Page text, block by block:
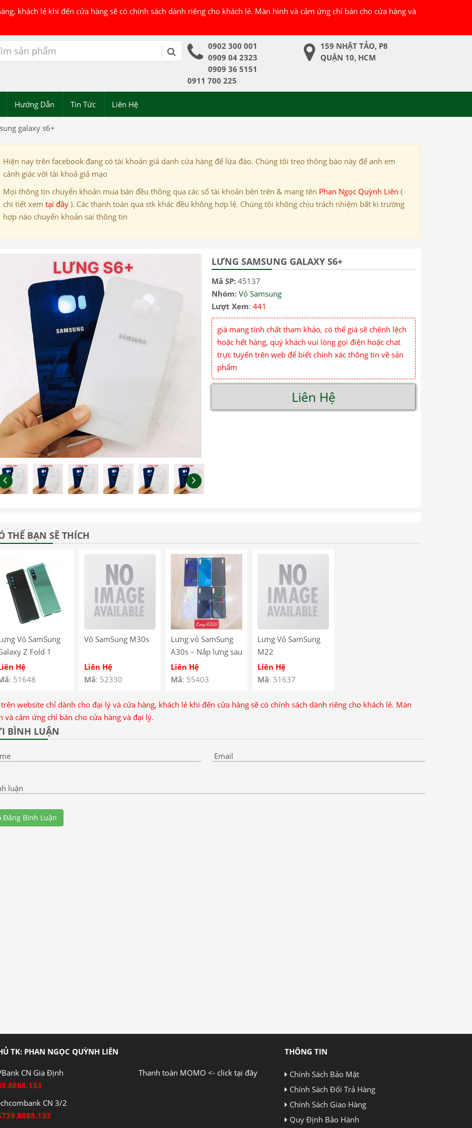
khách lẻ khi đến cửa hàng sẽ có chính sách dành riêng cho khách lẻ. Màn hình và cảm ứng chỉ bán cho cửa hàng và
0902 300 001
0909 04 2323
0909 36 5151
0911 700 225
159 NHẬT TẢO, P8
QUẬN 10, HCM
Hướng Dẫn Tin Tức Liên Hệ
galaxy s6+
Hiện nay trên facebook đang có tài khoản giả danh cửa hàng để lừa đảo. Chúng tôi treo thông báo này để anh em
cảnh giác với tài khoả giả mạo
Mọi thông tin chuyển khoản mua bán đều thông qua các số tài khoản bên trên & mang tên Phan Ngọc Quỳnh Liên (
chi tiết xem tại đây ). Các thanh toán qua stk khác đều không hợp lệ. Chúng tôi không chịu trách nhiệm bất kì trường
hợp nào chuyển khoản sai thông tin
LƯNG SAMSUNG GALAXY S6+
Mã SP: 45137
Nhóm: Vỏ Samsung
Lượt Xem: 441
giá mang tính chất tham khảo, có thể giá sẽ chênh lệch
hoặc hết hàng, quý khách vui lòng gọi điện hoặc chat
trực tuyến trên web để biết chính xác thông tin về sản
phẩm
Liên Hệ
THỂ BẠN SẼ THÍCH
Vỏ SamSung
Z Fold 1
Hệ
: 51648
Vỏ SamSung M30s
Liên Hệ
Mã: 52330
Lưng vỏ SamSung
A30s – Nắp lưng sau
SamSung A30s
Liên Hệ
Mã: 55403
Lưng Vỏ SamSung
M22
Liên Hệ
Mã: 51637
trên website chỉ dành cho đại lý và cửa hàng, khách lẻ khi đến cửa hàng sẽ có chính sách dành riêng cho khách lẻ. Màn
và cảm ứng chỉ bán cho cửa hàng và đại lý.
BÌNH LUẬN
Email
luận
Đăng Bình Luận
TK: PHAN NGỌC QUỲNH LIÊN
CN Gia Định
CN 3/2
Thanh toán MOMO <- click tại đây
THÔNG TIN
Chính Sách Bảo Mật
Chính Sách Đổi Trả Hàng
Chính Sách Giao Hàng
Quy Định Bảo Hành